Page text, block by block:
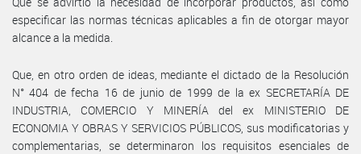
especificar las normas técnicas aplicables a fin de otorgar mayor
alcance a la medida.
Que, en otro orden de ideas, mediante el dictado de la Resolución
N° 404 de fecha 16 de junio de 1999 de la ex SECRETARÍA DE
INDUSTRIA, COMERCIO Y MINERÍA del ex MINISTERIO DE
ECONOMIA Y OBRAS Y SERVICIOS PÚBLICOS, sus modificatorias y
complementarias, se determinaron los requisitos esenciales de